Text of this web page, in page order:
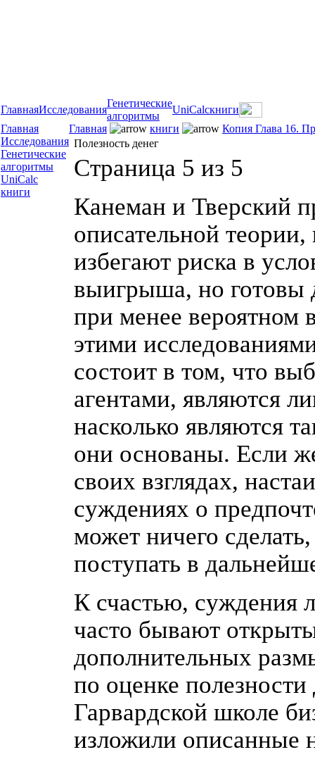
ГлавнаяИсследования
Генетические
алгоритмы
UniCalcкниги
Главная
Исследования
Генетические
алгоритмы
UniCalc
книги
Главная книги
Копия Глава 16.
Полезность денег
Страница 5 из 5
Канеман и Тверский
описательной
избегают риска в
выигрыша, но готовы
при менее вероятном
этими
состоит в том, что
агентами, являются
насколько являются
они основаны. Если
своих взглядах,
суждениях о
может ничего
поступать в
К счастью, суждения
часто бывают
дополнительных
по оценке
Гарвардской школе
изложили описанные